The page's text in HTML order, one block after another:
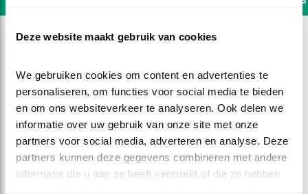
Deze website maakt gebruik van cookies
We gebruiken cookies om content en advertenties te
personaliseren, om functies voor social media te bieden
en om ons websiteverkeer te analyseren. Ook delen we
informatie over uw gebruik van onze site met onze
partners voor social media, adverteren en analyse. Deze
partners kunnen deze gegevens combineren met andere
informatie die u aan ze heeft verstrekt of die ze hebben